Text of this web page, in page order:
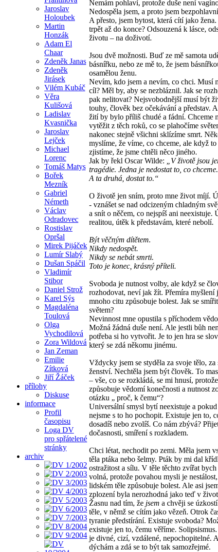
Jaroslav
Holoubek
Martin
Honzák
Adam El
Chaar
Zdeněk Janas
Zdeněk
Jirásek
Vilém Kubáč
Věra
Kulišová
Ladislav
Kvasnička
Jaroslav
Lejček
Michael
Lorenc
Tomáš Matys
Bořek
Mezník
Gabriel
Németh
Václav
Odradovec
Rostislav
Opršal
Mirek Pijáček
Lumír Slabý
Dušan Spáčil
Vladimír
Stibor
Daniel Strož
Karel Sýs
Magdaléna
Toulová
Olga
Vychodilová
Zora Wildová
Jan Zeman
Emilie
Zítková
Jiří Žáček
přílohy
Diskuse
informace
Profil
časopisu
Loga DV
pro spřátelené
stránky
archiv
Nemám pohlaví, protože duše není
Nedospěla jsem, a proto jsem
A přesto, jsem bytost, která cítí jako
trpět až do konce? Odsouzená k lásce,
životu – na doživotí.
Jsou dvě možnosti. Buď ze mě samota
básnířku, nebo ze mě to, že jsem
osamělou ženu.
Nevím, kdo jsem a nevím, co chci. Musí
cíl? Měl by, aby se nezbláznil. Jak se
pak nelitovat? Nejsvobodnější musí být
touhy, člověk bez očekávání a představ.
žití by bylo příliš chudé a fádní. Chceme
vytěžit z těch roků, co se plahočíme
nakonec stejně všichni sklízíme smrt.
myslíme, že víme, co chceme, ale když to
zjistíme, že jsme chtěli něco jiného.
Jak by řekl Oscar Wilde:
„V životě jsou
tragédie. Jedna je nedostat to, co chceme.
A ta druhá, dostat to.“
O životě jen sním, proto mne život míjí.
- vznášet se nad odcizeným chladným
a snít o něčem, co nejspíš ani neexistuje.
realitou, útěk k představám, které nebolí.
Být věčným dítětem.
Nikdy nedospět.
Nikdy se nebát smrti.
Toto je konec, krásný příteli.
Svoboda je nutnost volby, ale když se
rozhodovat, neví jak žít. Přemíra myšlení
mnoho citu způsobuje bolest. Jak se
světem?
Nevinnost mne opustila s příchodem
Možná žádná duše není. Ale jestli bůh
potřeba si ho vytvořit. Je to jen hra se
který se zdá někomu jinému.
Vždycky jsem se styděla za svoje tělo, za
ženství. Nechtěla jsem být člověk. To
– vše, co se rozkládá, se mi hnusí, protože
způsobuje vědomí konečnosti a nutnost
otázku „ proč, k čemu“?
Universální smysl bytí neexistuje a
nejsme s to ho pochopit. Existuje jen to,
dosadíš nebo zvolíš. Co nám zbývá?
dočasnosti, smíření s rozkladem.
Chci létat, nechodit po zemi. Měla jsem
těla ptáka nebo šelmy. Pták by mi dal
ostražitost a sílu. V těle těchto zvířat
volná, protože povahou mysli je
lidském těle způsobuje bolest. Ale asi
zplození byla nerozhodná jako teď v
Žasnu nad tím, že jsem a chvěji se
těle, v němž se cítím jako vězeň. Otrok
tyranie předstírání. Existuje svoboda?
existuje jen to, čemu věříme.
je divné, cizí, vzdálené, nepochopitelné.
dýchám a zdá se to být tak samozřejmé.